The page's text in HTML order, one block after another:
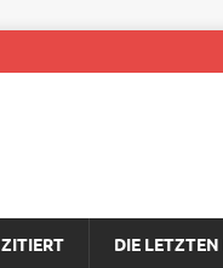
ZITIERT DIE